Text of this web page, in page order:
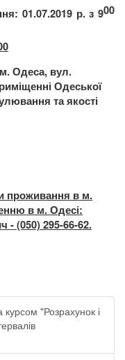
01.07.2019 р. з 900
м. Одеса, вул.
Одеської
та якості
проживання в м.
в м. Одесі:
- (050) 295-66-62.
"Розрахунок і